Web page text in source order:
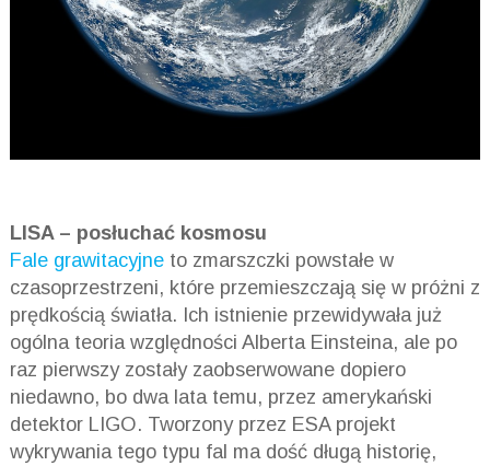
LISA – posłuchać kosmosu
Fale grawitacyjneto zmarszczki powstałe w
czasoprzestrzeni, które przemieszczają się w próżni z
prędkością światła. Ich istnienie przewidywała już
ogólna teoria względności Alberta Einsteina, ale po
raz pierwszy zostały zaobserwowane dopiero
niedawno, bo dwa lata temu, przez amerykański
detektor LIGO. Tworzony przez ESA projekt
wykrywania tego typu fal ma dość długą historię,